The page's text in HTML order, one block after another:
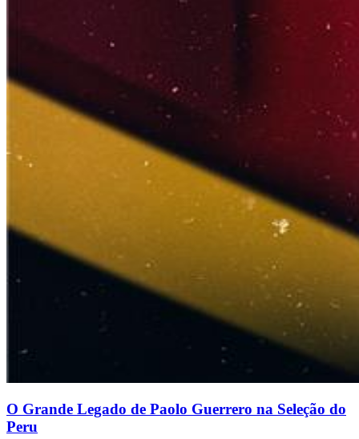
O Grande Legado de Paolo Guerrero na Seleção do
Peru